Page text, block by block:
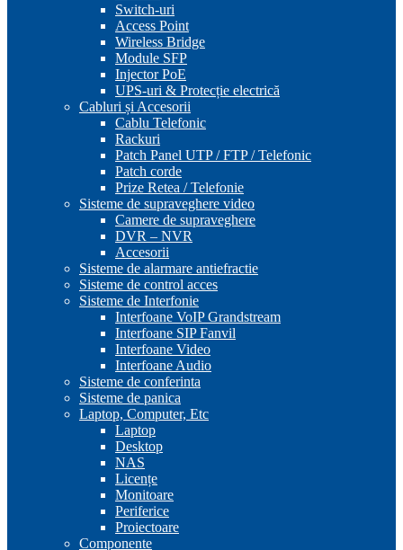
Switch-uri
Access Point
Wireless Bridge
Module SFP
Injector PoE
UPS-uri & Protecție electrică
Cabluri și Accesorii
Cablu Telefonic
Rackuri
Patch Panel UTP / FTP / Telefonic
Patch corde
Prize Retea / Telefonie
Sisteme de supraveghere video
Camere de supraveghere
DVR – NVR
Accesorii
Sisteme de alarmare antiefractie
Sisteme de control acces
Sisteme de Interfonie
Interfoane VoIP Grandstream
Interfoane SIP Fanvil
Interfoane Video
Interfoane Audio
Sisteme de conferinta
Sisteme de panica
Laptop, Computer, Etc
Laptop
Desktop
NAS
Licențe
Monitoare
Periferice
Proiectoare
Componente